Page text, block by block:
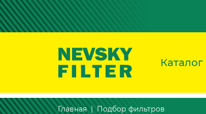
Каталог
Главная Подбор фильтров